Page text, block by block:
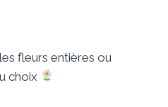
fleurs entières ou
choix